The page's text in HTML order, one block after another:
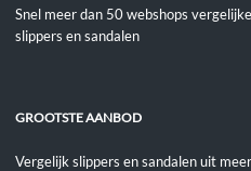
Snel meer dan 50 webshops
slippers en sandalen
GROOTSTE AANBOD
Vergelijk slippers en sandalen uit